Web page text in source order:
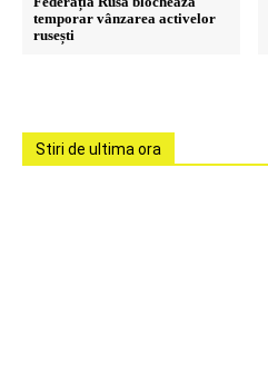
temporar vânzarea activelor
rusești
Stiri de ultima ora